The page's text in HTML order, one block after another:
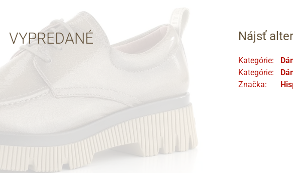
VYPREDANÉ Nájsť
Kategórie:
Kategórie:
Značka: